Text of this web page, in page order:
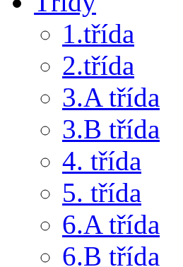
1.třída
2.třída
3.A třída
3.B třída
4. třída
5. třída
6.A třída
6.B třída